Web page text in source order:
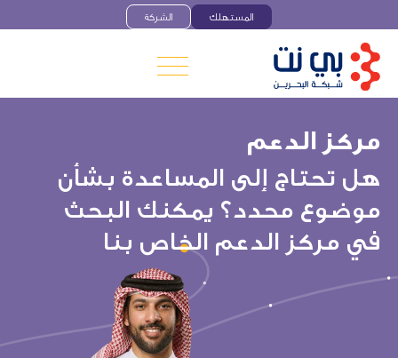
المستهلك الشركة
مركز الدعم
هل تحتاج إلى المساعدة بشأن
موضوع محدد؟ يمكنك البحث
في مركز الدعم الخاص بنا